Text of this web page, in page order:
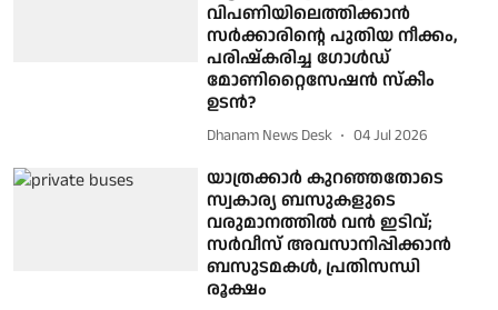
വിപണിയിലെത്തിക്കാന്‍
സര്‍ക്കാരിന്റെ പുതിയ നീക്കം,
പരിഷ്‌കരിച്ച ഗോള്‍ഡ്
മോണിറ്റൈസേഷന്‍ സ്‌കീം
ഉടന്‍?
Dhanam News Desk 04 Jul 2026
യാത്രക്കാര്‍ കുറഞ്ഞതോടെ
സ്വകാര്യ ബസുകളുടെ
വരുമാനത്തില്‍ വന്‍ ഇടിവ്;
സര്‍വീസ് അവസാനിപ്പിക്കാന്‍
ബസുടമകള്‍, പ്രതിസന്ധി
രൂക്ഷം